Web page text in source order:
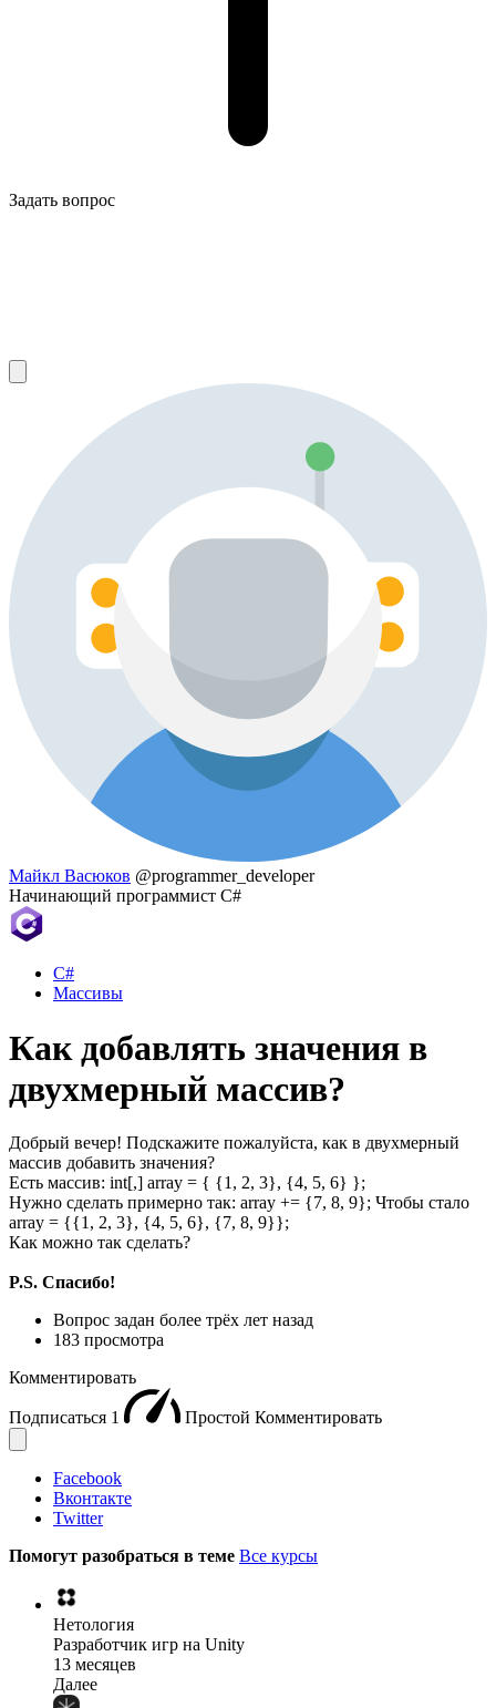
Задать вопрос
Майкл Васюков @programmer_developer
Начинающий программист C#
C#
Массивы
Как добавлять значения в
двухмерный массив?
Добрый вечер! Подскажите пожалуйста, как в двухмерный
массив добавить значения?
Есть массив: int[,] array = { {1, 2, 3}, {4, 5, 6} };
Нужно сделать примерно так: array += {7, 8, 9}; Чтобы стало
array = {{1, 2, 3}, {4, 5, 6}, {7, 8, 9}};
Как можно так сделать?
P.S. Спасибо!
Вопрос задан более трёх лет назад
183 просмотра
Комментировать
Подписаться 1 Простой Комментировать
Facebook
Вконтакте
Twitter
Помогут разобраться в теме Все курсы
Нетология
Разработчик игр на Unity
13 месяцев
Далее